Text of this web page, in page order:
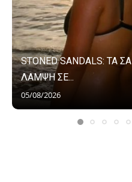
STONED SANDALS: ΤΑ
ΛΑΜΨΗ ΣΕ...
05/08/2026